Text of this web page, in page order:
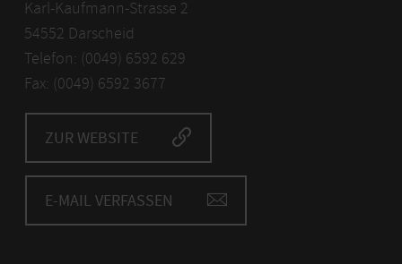
Karl-Kaufmann-Strasse 2
54552 Darscheid
Telefon: (0049) 6592 629
Fax: (0049) 6592 3677
ZUR WEBSITE
E-MAIL VERFASSEN